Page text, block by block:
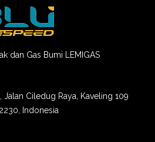
dan Gas Bumi LEMIGAS
Jalan Ciledug Raya, Kaveling 109
Indonesia